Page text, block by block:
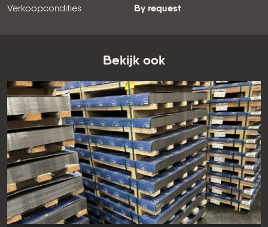
Verkoopcondities By request
Bekijk ook